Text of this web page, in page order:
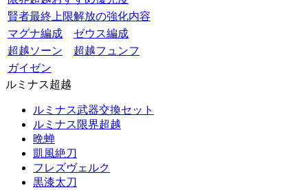
賢者最終上限解放の強化内容
マグナ編成
ゼウス編成
超越ソーン
超越フュンフ
ガイゼン
ルミナス超越
ルミナス武器交換セット
ルミナス限界超越
晩蝉
凱風絶刀
フレズヴェルク
黒漆太刀